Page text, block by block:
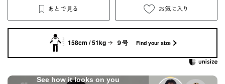
あとで見る お気に入り
158cm / 51kg ９号 Find your size
See how it looks on you